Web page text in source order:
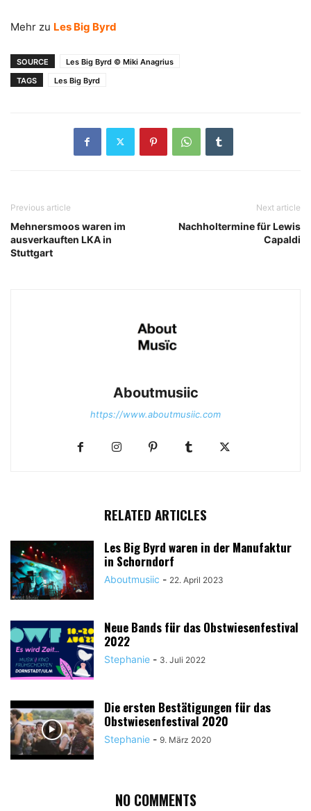
Mehr zu Les Big Byrd
SOURCE
Les Big Byrd © Miki Anagrius
TAGS
Les Big Byrd
Previous article
Mehnersmoos waren im
ausverkauften LKA in
Stuttgart
Next article
Nachholtermine für Lewis
Capaldi
Aboutmusiic
https://www.aboutmusiic.com
RELATED ARTICLES
Les Big Byrd waren in der Manufaktur
in Schorndorf
Aboutmusiic - 22. April 2023
Neue Bands für das Obstwiesenfestival
2022
Stephanie - 3. Juli 2022
Die ersten Bestätigungen für das
Obstwiesenfestival 2020
Stephanie - 9. März 2020
NO COMMENTS